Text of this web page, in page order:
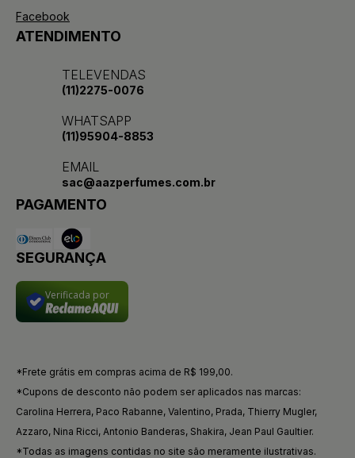
Facebook
ATENDIMENTO
TELEVENDAS
(11)2275-0076
WHATSAPP
(11)95904-8853
EMAIL
sac@aazperfumes.com.br
PAGAMENTO
SEGURANÇA
Verificada por
*Frete grátis em compras acima de R$ 199,00.
*Cupons de desconto não podem ser aplicados nas marcas:
Carolina Herrera, Paco Rabanne, Valentino, Prada, Thierry Mugler,
Azzaro, Nina Ricci, Antonio Banderas, Shakira, Jean Paul Gaultier.
*Todas as imagens contidas no site são meramente ilustrativas.